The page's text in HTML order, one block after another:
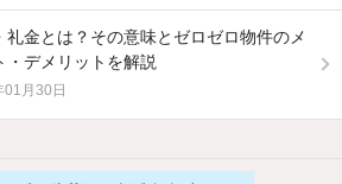
礼金とは？その意味とゼロゼロ物件のメ
・デメリットを解説
月30日